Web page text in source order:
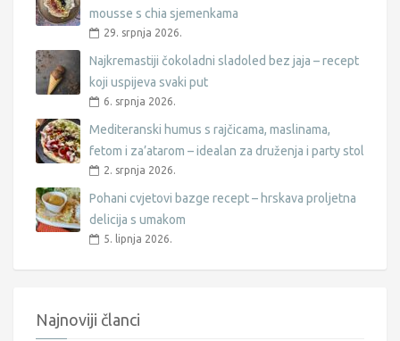
mousse s chia sjemenkama
29. srpnja 2026.
Najkremastiji čokoladni sladoled bez jaja – recept
koji uspijeva svaki put
6. srpnja 2026.
Mediteranski humus s rajčicama, maslinama,
fetom i za’atarom – idealan za druženja i party stol
2. srpnja 2026.
Pohani cvjetovi bazge recept – hrskava proljetna
delicija s umakom
5. lipnja 2026.
Najnoviji članci